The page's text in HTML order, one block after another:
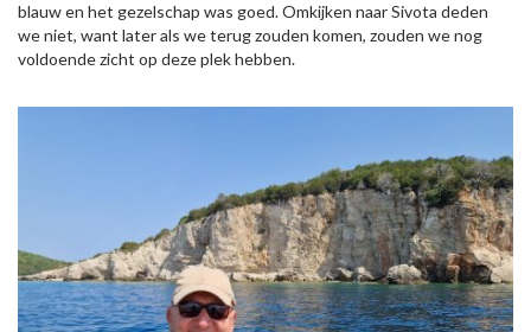
blauw en het gezelschap was goed. Omkijken naar Sivota deden
we niet, want later als we terug zouden komen, zouden we nog
voldoende zicht op deze plek hebben.